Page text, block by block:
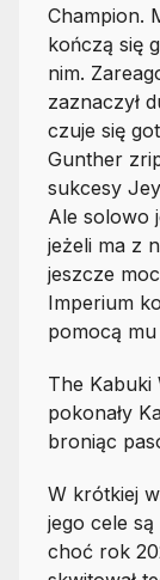
Champion.
kończą się
nim.
zaznaczył
czuje się
Gunther
sukcesy
Ale solowo
jeżeli ma z
jeszcze
Imperium
pomocą
The Kabuki
pokonały
broniąc
W krótkiej
jego cele
choć rok